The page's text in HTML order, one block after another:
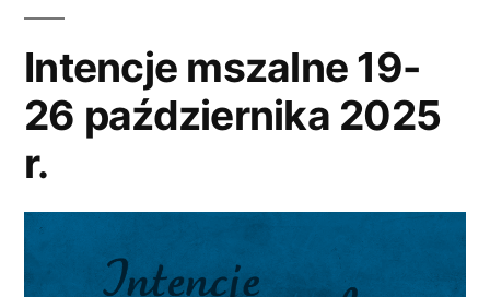
Intencje mszalne 19-
26 października 2025
r.